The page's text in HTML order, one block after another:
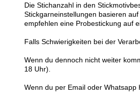
Die Stichanzahl in den
Stickgarneinstellungen basieren
empfehlen eine Probestickung auf
Falls Schwierigkeiten bei der
Wenn du dennoch nicht weiter
18 Uhr).
Wenn du per Email oder Whatsapp